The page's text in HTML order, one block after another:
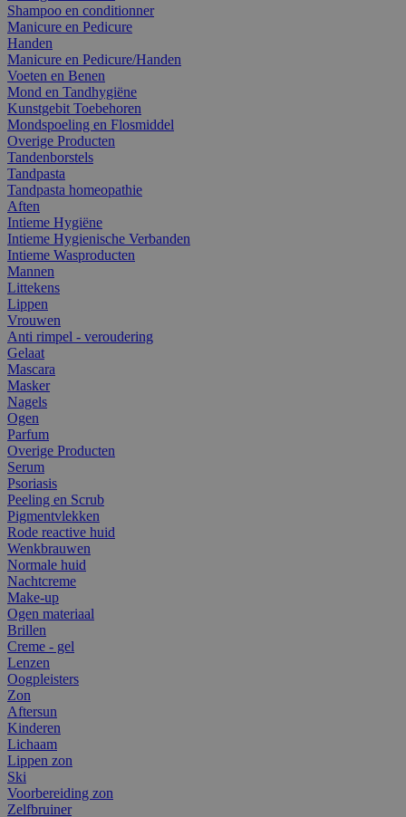
Shampoo en conditionner
Manicure en Pedicure
Handen
Manicure en Pedicure/Handen
Voeten en Benen
Mond en Tandhygiëne
Kunstgebit Toebehoren
Mondspoeling en Flosmiddel
Overige Producten
Tandenborstels
Tandpasta
Tandpasta homeopathie
Aften
Intieme Hygiëne
Intieme Hygienische Verbanden
Intieme Wasproducten
Mannen
Littekens
Lippen
Vrouwen
Anti rimpel - veroudering
Gelaat
Mascara
Masker
Nagels
Ogen
Parfum
Overige Producten
Serum
Psoriasis
Peeling en Scrub
Pigmentvlekken
Rode reactive huid
Wenkbrauwen
Normale huid
Nachtcreme
Make-up
Ogen materiaal
Brillen
Creme - gel
Lenzen
Oogpleisters
Zon
Aftersun
Kinderen
Lichaam
Lippen zon
Ski
Voorbereiding zon
Zelfbruiner